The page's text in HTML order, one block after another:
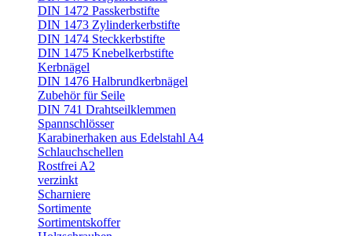
DIN 1472 Passkerbstifte
DIN 1473 Zylinderkerbstifte
DIN 1474 Steckkerbstifte
DIN 1475 Knebelkerbstifte
Kerbnägel
DIN 1476 Halbrundkerbnägel
Zubehör für Seile
DIN 741 Drahtseilklemmen
Spannschlösser
Karabinerhaken aus Edelstahl A4
Schlauchschellen
Rostfrei A2
verzinkt
Scharniere
Sortimente
Sortimentskoffer